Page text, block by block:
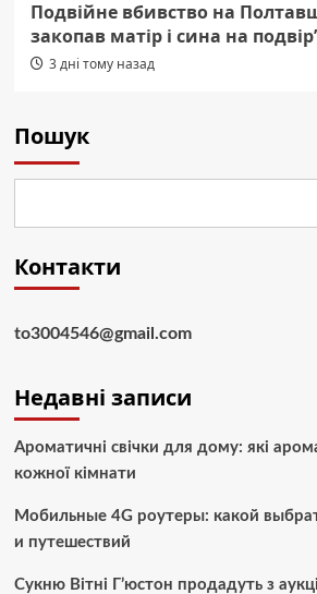
Подвійне вбивство на
закопав матір і сина на
3 дні тому назад
Пошук
Контакти
to3004546@gmail.com
Недавні записи
Ароматичні свічки для дому: які
кожної кімнати
Мобильные 4G роутеры: какой
и путешествий
Сукню Вітні Г’юстон продадуть з